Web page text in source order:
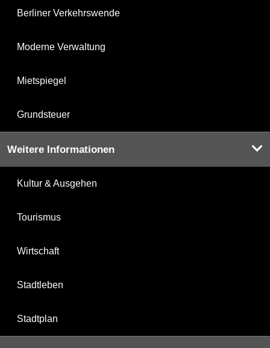
Berliner Verkehrswende
Moderne Verwaltung
Mietspiegel
Grundsteuer
Weitere Informationen
Kultur & Ausgehen
Tourismus
Wirtschaft
Stadtleben
Stadtplan